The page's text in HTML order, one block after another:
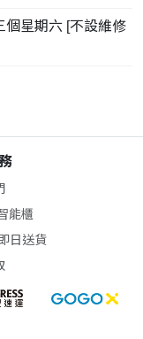
個星期六 [不設維修
能櫃
日送貨